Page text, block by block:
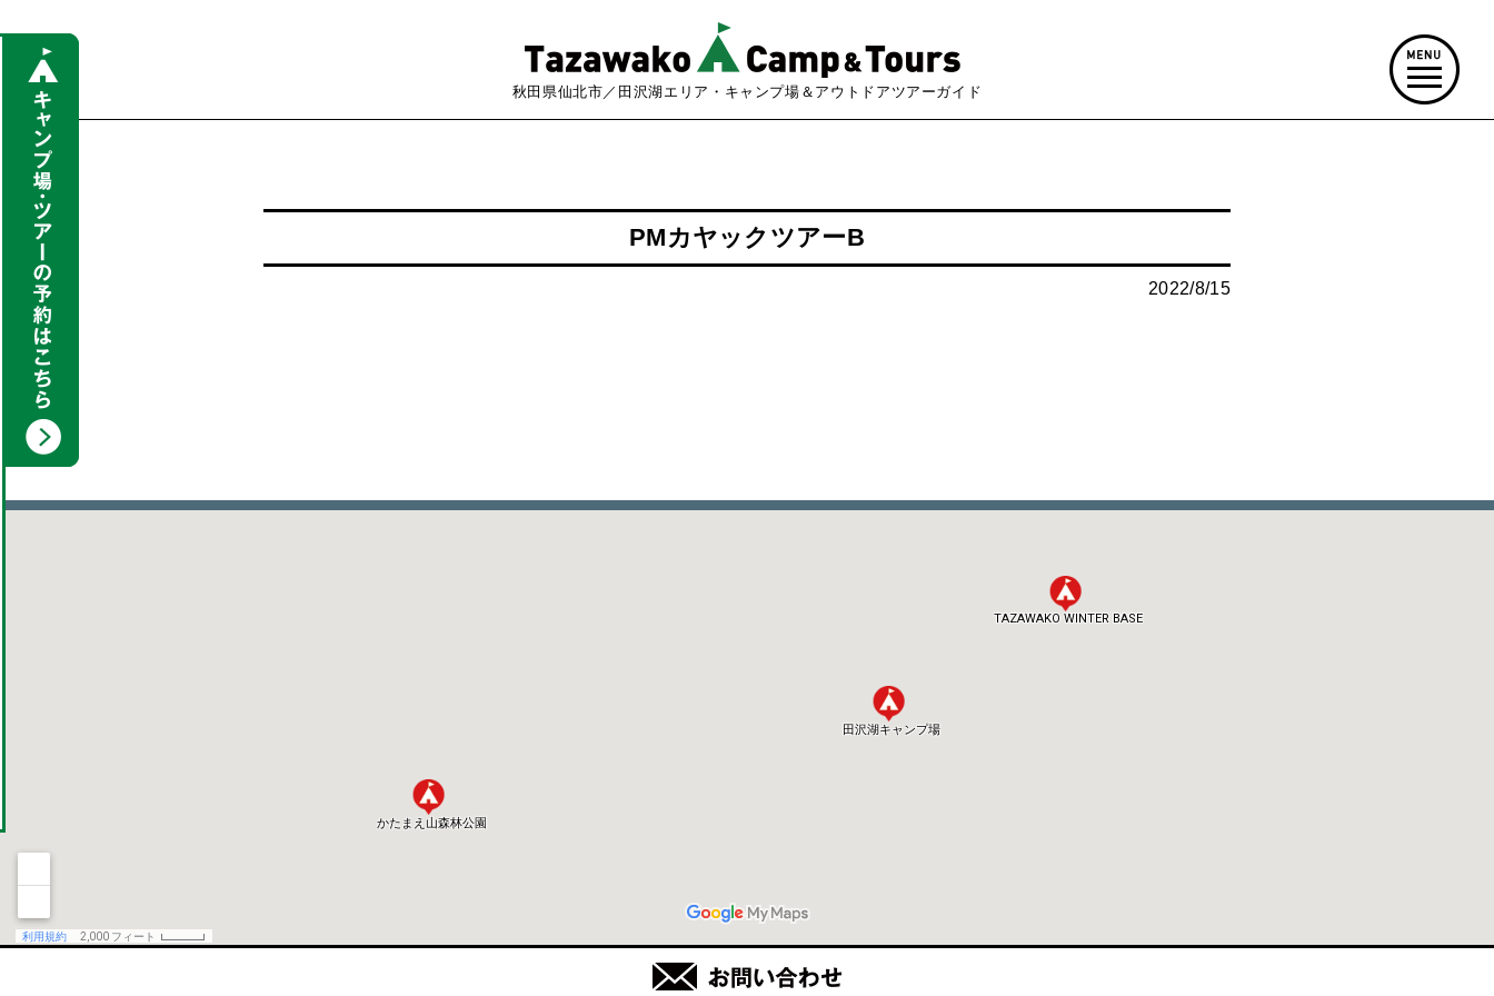
秋田県仙北市／田沢湖エリア・キャンプ場＆アウトドアツアーガイド
PMカヤックツアーB
2022/8/15